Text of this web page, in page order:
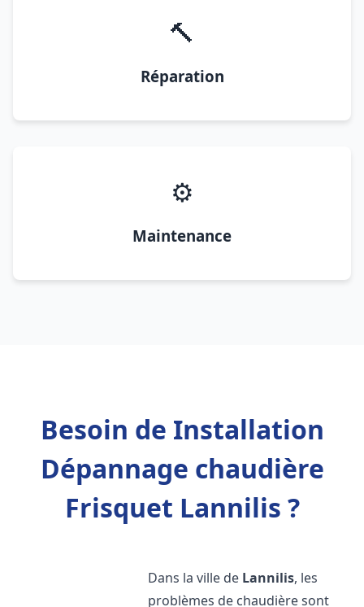
🔨
Réparation
⚙️
Maintenance
Besoin de Installation
Dépannage chaudière
Frisquet Lannilis ?
Dans la ville de Lannilis, les
problèmes de chaudière sont